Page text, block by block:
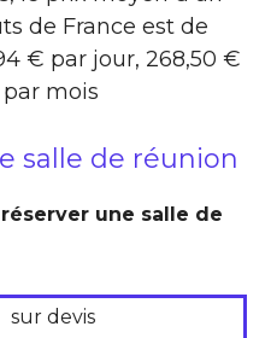
de France est de
€ par jour, 268,50 €
mois
salle de réunion
une salle de
sur devis